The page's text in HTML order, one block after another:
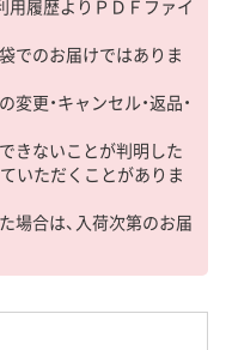
用履歴よりＰＤＦファイ
でのお届けではありま
更・キャンセル・返品・
きないことが判明した
いただくことがありま
場合は、入荷次第のお届